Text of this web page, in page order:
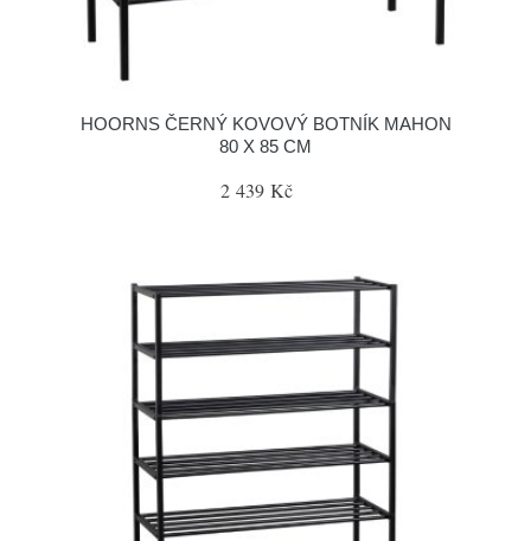
HOORNS ČERNÝ KOVOVÝ BOTNÍK MAHON
80 X 85 CM
2 439 Kč